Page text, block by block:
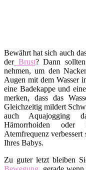
Bewährt hat sich auch
derBrust? Dann
nehmen, um den
Augen mit dem Wasser
eine Badekappe und
merken, dass das
Gleichzeitig mildert
auch Aquajogging
Hämorrhoiden
Atemfrequenz
Ihres Babys.
Zu guter letzt bleiben